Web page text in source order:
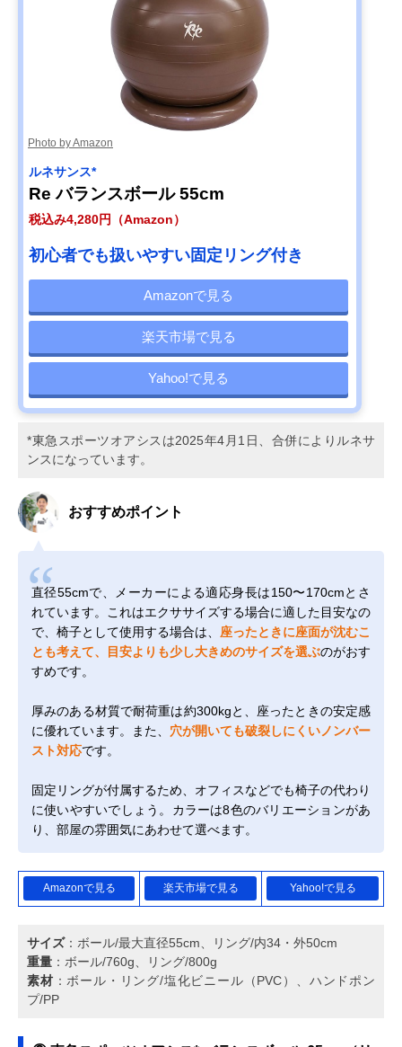
Photo by Amazon
ルネサンス*
Re バランスボール 55cm
税込み4,280円（Amazon）
初心者でも扱いやすい固定リング付き
Amazonで見る
楽天市場で見る
Yahoo!で見る
*東急スポーツオアシスは2025年4月1日、合併によりルネサ
ンスになっています。
おすすめポイント
直径55cmで、メーカーによる適応身長は150〜170cmとさ
れています。これはエクササイズする場合に適した目安なの
で、椅子として使用する場合は、 座ったときに座面が沈むこ
とも考えて、目安よりも少し大きめのサイズを選ぶのがおす
すめです。
厚みのある材質で耐荷重は約300kgと、座ったときの安定感
に優れています。また、 穴が開いても破裂しにくいノンバー
スト対応です。
固定リングが付属するため、オフィスなどでも椅子の代わり
に使いやすいでしょう。カラーは8色のバリエーションがあ
り、部屋の雰囲気にあわせて選べます。
Amazonで見る 楽天市場で見る Yahoo!で見る
サイズ：ボール/最大直径55cm、リング/内34・外50cm
重量 ：ボール/760g、リング/800g
素材 ：ボール・リング/塩化ビニール（PVC）、ハンドポン
プ/PP